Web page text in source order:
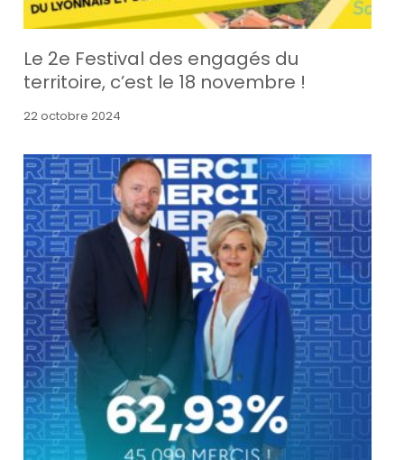
Le 2e Festival des engagés du
territoire, c’est le 18 novembre !
22 octobre 2024